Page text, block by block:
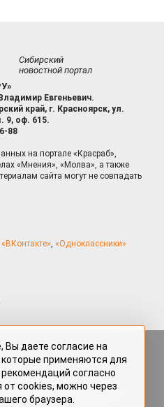
Сибирский
новостной портал
Евгеньевич.
край, г. Красноярск, ул.
9, оф. 615.
88
на портале «Красраб»,
«Мнения», «Молва», а также
сайта могут не совпадать
«ВКонтакте», «Одноклассники»
размещённые на портале
нештатными авторами
авторского права. Полное или
размещённых на портале
с письменного согласия редакции
Вы даете согласие на
применяются для
согласно
от cookies, можно через
браузера.